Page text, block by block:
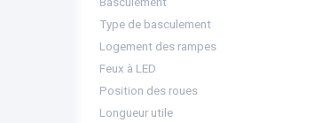
Type de basculement
Logement des rampes
Feux à LED
Position des roues
Longueur utile